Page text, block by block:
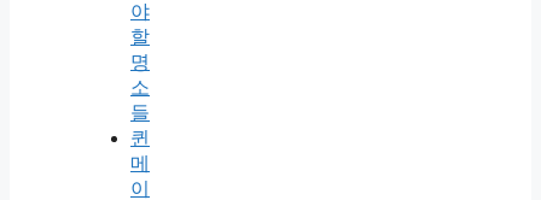
야
할
명
소
들
퀸
메
이